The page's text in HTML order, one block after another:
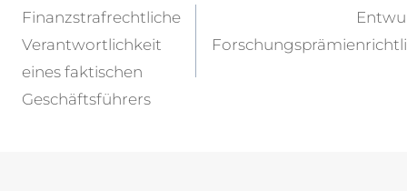
Finanzstrafrechtliche
Verantwortlichkeit
eines faktischen
Geschäftsführers